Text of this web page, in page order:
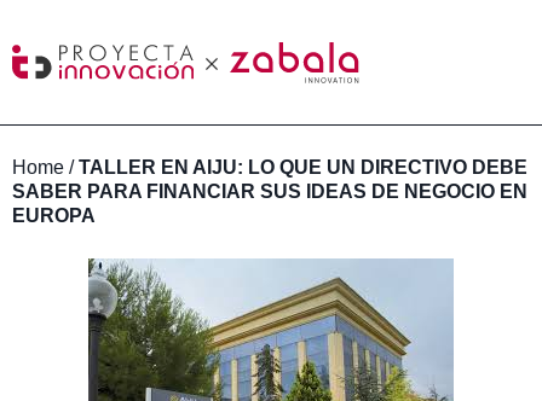
Home /TALLER EN AIJU: LO QUE UN DIRECTIVO DEBE
SABER PARA FINANCIAR SUS IDEAS DE NEGOCIO EN
EUROPA